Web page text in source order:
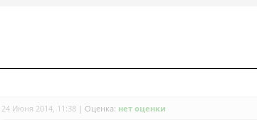
24 Июня 2014, 11:38 | Оценка: нет оценки